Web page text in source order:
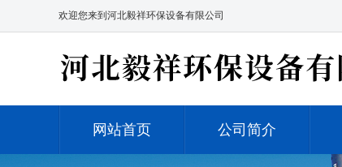
欢迎您来到河北毅祥环保设备有限公司
网站首页 公司简介